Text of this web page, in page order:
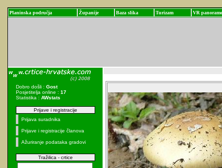
Planinska područja Županije Baza slika Turizam VR panorame
Dobro došli : Gost
Posjetitelja online : 17
Statistika : AWstats
Prijave i registracije
Prijava suradnika
Prijave i registracije članova
Ažuriranje podataka gradovi
Tražilica - crtice